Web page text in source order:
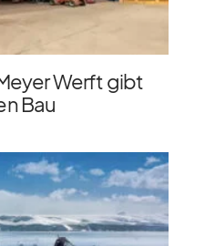
Werft gibt
Bau